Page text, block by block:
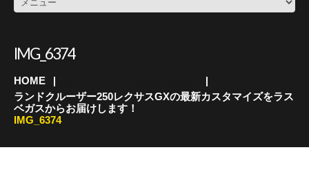
IMG_6374
HOME
ランドクルーザー250レクサスGXの最新カスタマイズをラス
ベガスからお届けします！
IMG_6374